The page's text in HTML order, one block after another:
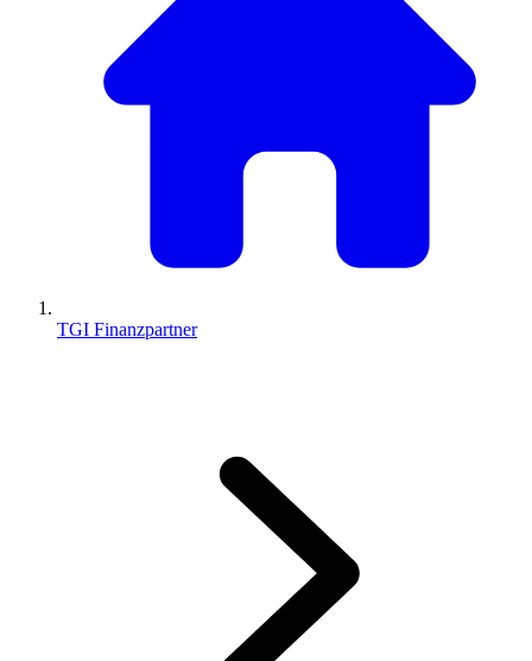
TGI Finanzpartner